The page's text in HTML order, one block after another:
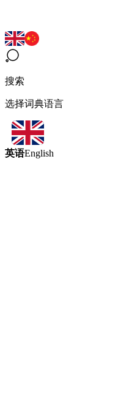
搜索
选择词典语言
英语English